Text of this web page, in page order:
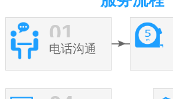
01
电话沟通